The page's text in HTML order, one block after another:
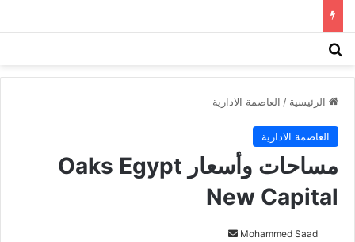
الرئيسية / العاصمة الادارية
العاصمة الادارية
‎مساحات وأسعار Oaks Egypt
New Capital
Mohammed Saad